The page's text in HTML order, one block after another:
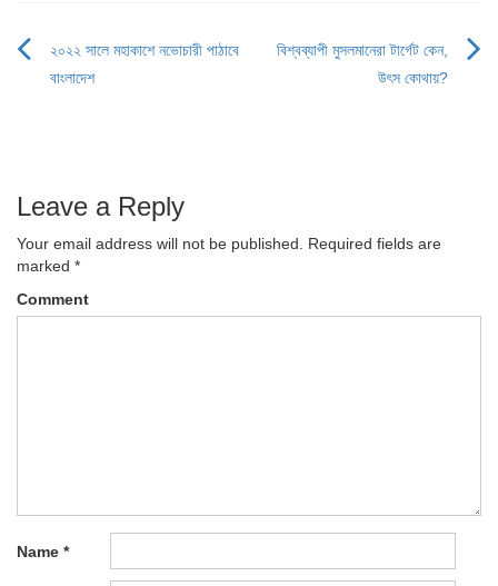
Post
২০২২ সালে মহাকাশে নভোচারী পাঠাবে
বাংলাদেশ
বিশ্বব্যাপী মুসলমানেরা টার্গেট কেন,
উৎস কোথায়?
Leave a Reply
Your email address will not be published. Required fields are
marked *
Comment
Name *